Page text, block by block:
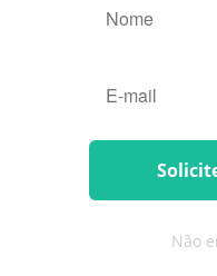
Não